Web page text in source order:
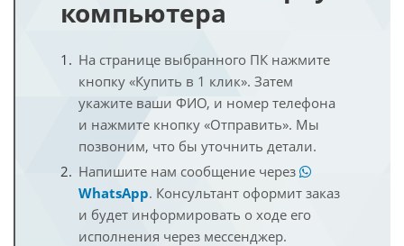
компьютера
На странице выбранного ПК нажмите
кнопку «Купить в 1 клик». Затем
укажите ваши ФИО, и номер телефона
и нажмите кнопку «Отправить». Мы
позвоним, что бы уточнить детали.
Напишите нам сообщение через
WhatsApp. Консультант оформит заказ
и будет информировать о ходе его
исполнения через мессенджер.